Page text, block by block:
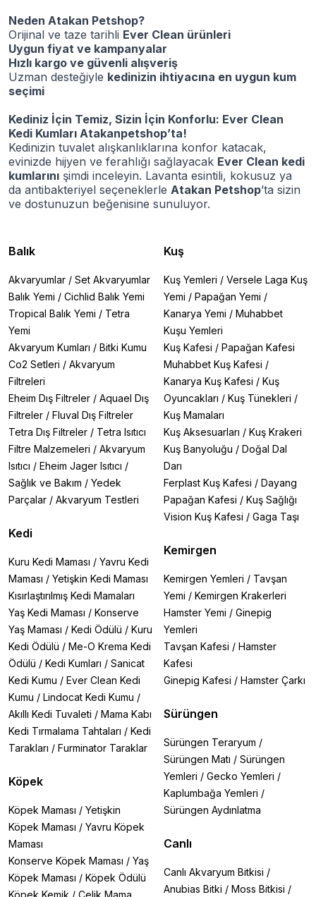
Neden Atakan Petshop?
Orijinal ve taze tarihli Ever Clean ürünleri
Uygun fiyat ve kampanyalar
Hızlı kargo ve güvenli alışveriş
Uzman desteğiyle kedinizin ihtiyacına en uygun kum
seçimi
Kediniz İçin Temiz, Sizin İçin Konforlu: Ever Clean
Kedi Kumları Atakanpetshop’ta!
Kedinizin tuvalet alışkanlıklarına konfor katacak,
evinizde hijyen ve ferahlığı sağlayacak Ever Clean kedi
kumlarını şimdi inceleyin. Lavanta esintili, kokusuz ya
da antibakteriyel seçeneklerle Atakan Petshop’ta sizin
ve dostunuzun beğenisine sunuluyor.
Balık
Akvaryumlar / Set Akvaryumlar
Balık Yemi / Cichlid Balık Yemi
Tropical Balık Yemi / Tetra
Yemi
Akvaryum Kumları / Bitki Kumu
Co2 Setleri / Akvaryum
Filtreleri
Eheim Dış Filtreler / Aquael Dış
Filtreler / Fluval Dış Filtreler
Tetra Dış Filtreler / Tetra Isıtıcı
Filtre Malzemeleri / Akvaryum
Isıtıcı / Eheim Jager Isıtıcı /
Sağlık ve Bakım / Yedek
Parçalar / Akvaryum Testleri
Kedi
Kuru Kedi Maması / Yavru Kedi
Maması / Yetişkin Kedi Maması
Kısırlaştırılmış Kedi Mamaları
Yaş Kedi Maması / Konserve
Yaş Maması / Kedi Ödülü / Kuru
Kedi Ödülü / Me-O Krema Kedi
Ödülü / Kedi Kumları / Sanicat
Kedi Kumu / Ever Clean Kedi
Kumu / Lindocat Kedi Kumu /
Akıllı Kedi Tuvaleti / Mama Kabı
Kedi Tırmalama Tahtaları / Kedi
Tarakları / Furminator Taraklar
Köpek
Köpek Maması / Yetişkin
Köpek Maması / Yavru Köpek
Maması
Konserve Köpek Maması / Yaş
Köpek Maması / Köpek Ödülü
Köpek Kemik / Çelik Mama
Kuş
Kuş Yemleri / Versele Laga Kuş
Yemi / Papağan Yemi /
Kanarya Yemi / Muhabbet
Kuşu Yemleri
Kuş Kafesi / Papağan Kafesi
Muhabbet Kuş Kafesi /
Kanarya Kuş Kafesi / Kuş
Oyuncakları / Kuş Tünekleri /
Kuş Mamaları
Kuş Aksesuarları / Kuş Krakeri
Kuş Banyoluğu / Doğal Dal
Darı
Ferplast Kuş Kafesi / Dayang
Papağan Kafesi / Kuş Sağlığı
Vision Kuş Kafesi / Gaga Taşı
Kemirgen
Kemirgen Yemleri / Tavşan
Yemi / Kemirgen Krakerleri
Hamster Yemi / Ginepig
Yemleri
Tavşan Kafesi / Hamster
Kafesi
Ginepig Kafesi / Hamster Çarkı
Sürüngen
Sürüngen Teraryum /
Sürüngen Matı / Sürüngen
Yemleri / Gecko Yemleri /
Kaplumbağa Yemleri /
Sürüngen Aydınlatma
Canlı
Canlı Akvaryum Bitkisi /
Anubias Bitki / Moss Bitkisi /